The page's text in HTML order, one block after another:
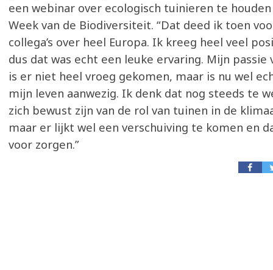
een webinar over ecologisch tuinieren te
Week van de Biodiversiteit. “Dat deed ik toen
collega’s over heel Europa. Ik kreeg heel veel
dus dat was echt een leuke ervaring. Mijn passie
is er niet heel vroeg gekomen, maar is nu wel
mijn leven aanwezig. Ik denk dat nog steeds te
zich bewust zijn van de rol van tuinen in de
maar er lijkt wel een verschuiving te komen en
voor zorgen.”